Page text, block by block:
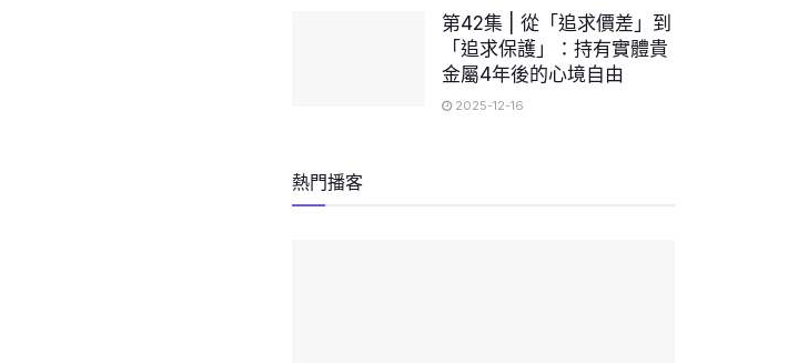
第42集 | 從「追求價差」到
「追求保護」：持有實體貴
金屬4年後的心境自由
2025-12-16
熱門播客